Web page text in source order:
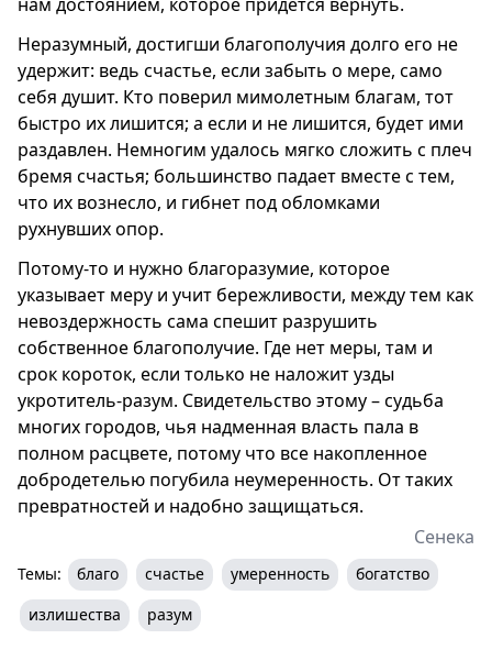
Неразумный, достигши благополучия долго его не
удержит: ведь счастье, если забыть о мере, само
себя душит. Кто поверил мимолетным благам, тот
быстро их лишится; а если и не лишится, будет ими
раздавлен. Немногим удалось мягко сложить с плеч
бремя счастья; большинство падает вместе с тем,
что их вознесло, и гибнет под обломками
рухнувших опор.
Потому-то и нужно благоразумие, которое
указывает меру и учит бережливости, между тем как
невоздержность сама спешит разрушить
собственное благополучие. Где нет меры, там и
срок короток, если только не наложит узды
укротитель-разум. Свидетельство этому – судьба
многих городов, чья надменная власть пала в
полном расцвете, потому что все накопленное
добродетелью погубила неумеренность. От таких
превратностей и надобно защищаться.
Сенека
Темы: благо счастье умеренность
богатство
излишества
разум